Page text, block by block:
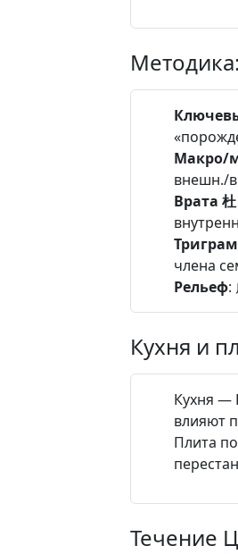
Макро/
внешн./
Врата
члена
Рельеф:
Кухня и
Кухня —
влияют
Плита
Течение